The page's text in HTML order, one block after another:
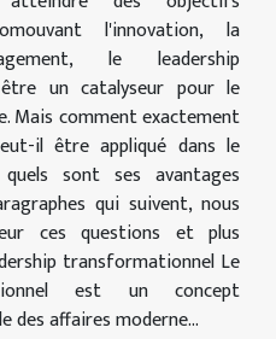
l'innovation, la
le leadership
un catalyseur pour le
Mais comment exactement
il être appliqué dans le
sont ses avantages
qui suivent, nous
ces questions et plus
transformationnel Le
est un concept
des affaires moderne...